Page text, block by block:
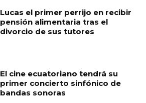
Lucas el primer perrijo en recibir
pensión alimentaria tras el
divorcio de sus tutores
El cine ecuatoriano tendrá su
primer concierto sinfónico de
bandas sonoras